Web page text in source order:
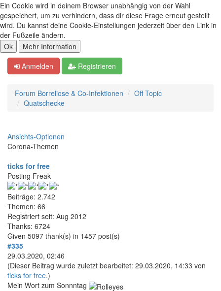
Ein Cookie wird in deinem Browser unabhängig von der Wahl
gespeichert, um zu verhindern, dass dir diese Frage erneut gestellt
wird. Du kannst deine Cookie-Einstellungen jederzeit über den Link in
der Fußzeile ändern.
Anmelden Registrieren
Forum Borreliose & Co-Infektionen
Off Topic
Quatschecke
Ansichts-Optionen
Corona-Themen
ticks for free
Posting Freak
Beiträge: 2.742
Themen: 66
Registriert seit: Aug 2012
Thanks: 6724
Given 5097 thank(s) in 1457 post(s)
#335
29.03.2020, 02:46
(Dieser Beitrag wurde zuletzt bearbeitet: 29.03.2020, 14:33 von
ticks for free.)
Mein Wort zum Sonnntag